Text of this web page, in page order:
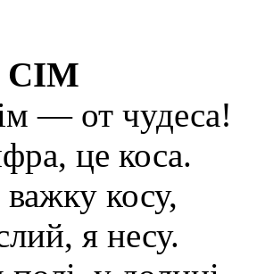
— от чудеса!
це коса.
косу,
я несу.